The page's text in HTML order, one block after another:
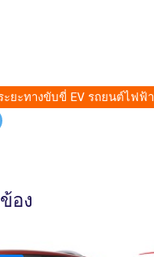
ะยะทางขับขี่ EV รถยนต์ไฟฟ้า
อง